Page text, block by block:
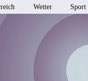
Wetter Sport